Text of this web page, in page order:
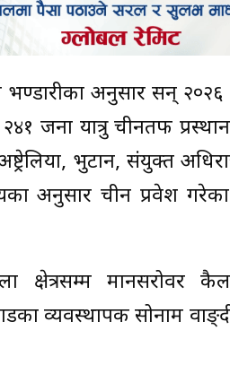
भण्डारीका अनुसार सन्
जना यात्रु चीनतर्फ
भुटान, संयुक्त
अनुसार चीन प्रवेश
क्षेत्रसम्म मानसरोवर
व्यवस्थापक सोनाम